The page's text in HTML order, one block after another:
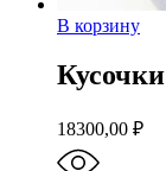
В корзину
Кусочки
18300,00 ₽